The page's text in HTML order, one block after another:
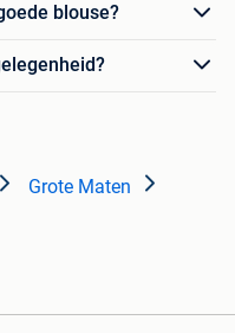
blouse?
Grote Maten